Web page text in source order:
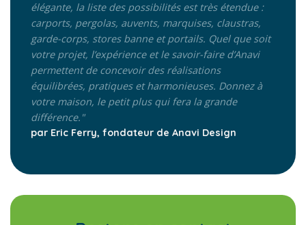
élégante, la liste des possibilités est très étendue :
carports, pergolas, auvents, marquises, claustras,
garde-corps, stores banne et portails. Quel que soit
votre projet, l’expérience et le savoir-faire d’Anavi
permettent de concevoir des réalisations
équilibrées, pratiques et harmonieuses. Donnez à
votre maison, le petit plus qui fera la grande
différence."
par Eric Ferry, fondateur de Anavi Design